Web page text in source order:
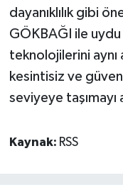
dayanıklılık gibi
GÖKBAĞI ile
teknolojilerini
kesintisiz ve
seviyeye taşımayı
Kaynak: RSS